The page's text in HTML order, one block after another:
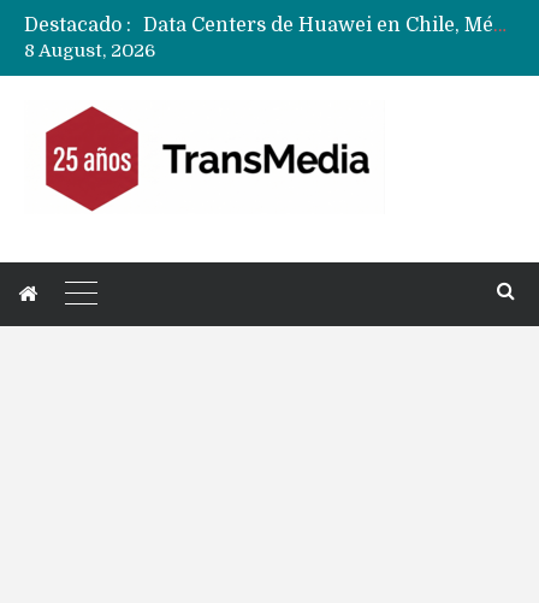
Destacado :
Data Centers de Huawei en Chile, México, Brasil,Perú y Argentina podrían verse afectados por arremetida de EE.UU
8 August, 2026